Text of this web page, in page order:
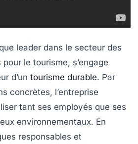
leader dans le secteur des
pour le tourisme, s’engage
d’un tourisme durable. Par
concrètes, l’entreprise
tant ses employés que ses
environnementaux. En
responsables et